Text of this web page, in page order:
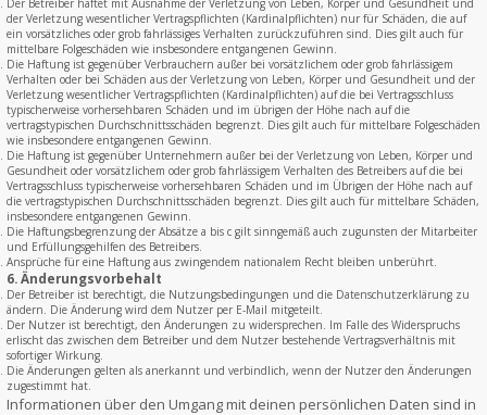
Der Betreiber haftet mit Ausnahme der Verletzung von Leben, Körper und Gesundheit und
der Verletzung wesentlicher Vertragspflichten (Kardinalpflichten) nur für Schäden, die auf
ein vorsätzliches oder grob fahrlässiges Verhalten zurückzuführen sind. Dies gilt auch für
mittelbare Folgeschäden wie insbesondere entgangenen Gewinn.
Die Haftung ist gegenüber Verbrauchern außer bei vorsätzlichem oder grob fahrlässigem
Verhalten oder bei Schäden aus der Verletzung von Leben, Körper und Gesundheit und der
Verletzung wesentlicher Vertragspflichten (Kardinalpflichten) auf die bei Vertragsschluss
typischerweise vorhersehbaren Schäden und im übrigen der Höhe nach auf die
vertragstypischen Durchschnittsschäden begrenzt. Dies gilt auch für mittelbare Folgeschäden
wie insbesondere entgangenen Gewinn.
Die Haftung ist gegenüber Unternehmern außer bei der Verletzung von Leben, Körper und
Gesundheit oder vorsätzlichem oder grob fahrlässigem Verhalten des Betreibers auf die bei
Vertragsschluss typischerweise vorhersehbaren Schäden und im Übrigen der Höhe nach auf
die vertragstypischen Durchschnittsschäden begrenzt. Dies gilt auch für mittelbare Schäden,
insbesondere entgangenen Gewinn.
Die Haftungsbegrenzung der Absätze a bis c gilt sinngemäß auch zugunsten der Mitarbeiter
und Erfüllungsgehilfen des Betreibers.
Ansprüche für eine Haftung aus zwingendem nationalem Recht bleiben unberührt.
6. Änderungsvorbehalt
Der Betreiber ist berechtigt, die Nutzungsbedingungen und die Datenschutzerklärung zu
ändern. Die Änderung wird dem Nutzer per E-Mail mitgeteilt.
Der Nutzer ist berechtigt, den Änderungen zu widersprechen. Im Falle des Widerspruchs
erlischt das zwischen dem Betreiber und dem Nutzer bestehende Vertragsverhältnis mit
sofortiger Wirkung.
Die Änderungen gelten als anerkannt und verbindlich, wenn der Nutzer den Änderungen
zugestimmt hat.
Informationen über den Umgang mit deinen persönlichen Daten sind in